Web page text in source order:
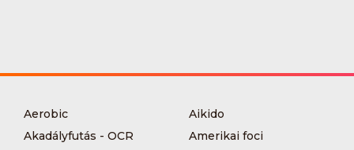
Aerobic
Aikido
Akadályfutás - OCR
Amerikai foci